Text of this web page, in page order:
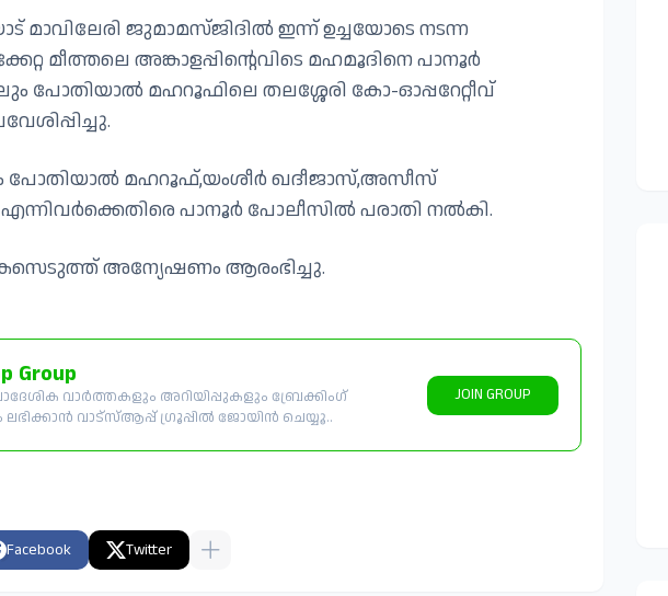
മാവിലേരി ജുമാമസ്ജിദിൽ ഇന്ന് ഉച്ചയോടെ നടന്ന
മീത്തലെ അങ്കാളപ്പിൻ്റെവിടെ മഹമൂദിനെ പാനൂർ
പോതിയാൽ മഹറൂഫിലെ തലശ്ശേരി കോ-ഓപ്പറേറ്റീവ്
പോതിയാൽ മഹറൂഫ്,യംശീർ ഖദീജാസ്,അസീസ്
എന്നിവർക്കെതിരെ പാനൂർ പോലീസിൽ പരാതി നൽകി.
അന്യേഷണം ആരംഭിച്ചു.
Group
വാർത്തകളും അറിയിപ്പുകളും ബ്രേക്കിംഗ്
വാട്സ്ആപ്പ് ഗ്രൂപ്പിൽ ജോയിൻ ചെയ്യൂ..
JOIN GROUP
Facebook Twitter